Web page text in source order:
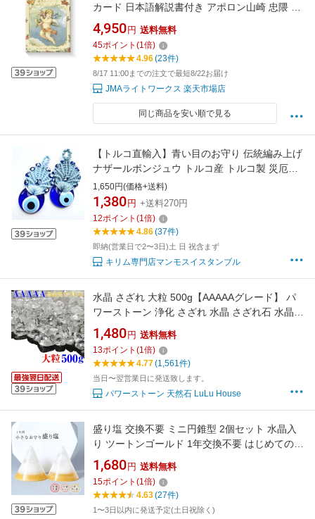
カード 日本語解説書付き アポロン山崎 忠隈 真
理子 セルフケア リーディング 天使 エンジェル
】
4,950 円 送料無料
45ポイント (1 倍)
4.96(23件)
8/17 11:00までの注文で最短8/22お届け
JMAライトワークス 楽天市場店
同じ商品を安い順で見る
【トルコ直輸入】青い目のお守り 伝統編み上げ
ナザールボンジュウ トルコ産 トルコ製 災厄か
らあなたを守る
1,650円(価格+送料)
1,380 円 +送料270円
12ポイント (1 倍)
4.86(37件)
即納(営業日で2〜3日)土 日 祝含まず
キリム専門店マンモスイスタンブル
水晶 さざれ 大粒 500g【AAAAAグレード】 パ
ワーストーン 浄化 さざれ 水晶 さざれ石 水晶
粒 大 大きい 水晶 さざれ 原石 ロッククリスタ
ル Crystal クリスタル クォーツ【クラスター ブ
レスレット 浄化用 浄化セット 石】浄化用さざ
れ石 浄化用水晶 送料無料
1,480 円 送料無料
13ポイント (1 倍)
4.77(1,561件)
当日〜翌営業日に発送致します。
パワーストーン 天然石 LuLu House
盛り塩 交換不要 ミニ円錐型 2個セット 水晶入
り ツートンゴールド 1年交換不要 はじめての盛
り塩 玄関 トイレ 風水 オルゴナイト 浄化 お守
り 開運インテリア びなっち
1,680 円 送料無料
15ポイント (1 倍)
4.63(27件)
1〜3日以内に発送予定(土日祝除く)